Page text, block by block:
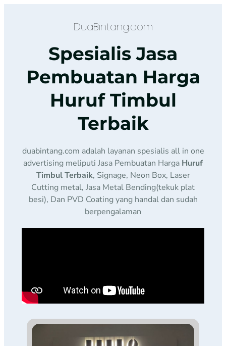
DuaBintang.com
Spesialis Jasa
Pembuatan Harga
Huruf Timbul
Terbaik
duabintang.com adalah layanan spesialis all in one
advertising meliputi Jasa Pembuatan Harga Huruf
Timbul Terbaik, Signage, Neon Box, Laser
Cutting metal, Jasa Metal Bending(tekuk plat
besi), Dan PVD Coating yang handal dan sudah
berpengalaman